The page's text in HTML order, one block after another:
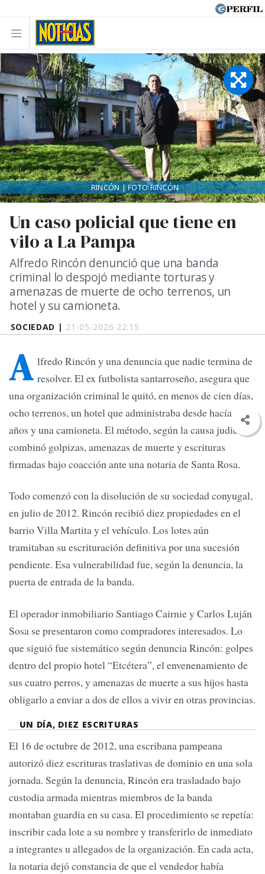
SOCIEDAD | 21-05-2026 22:15
Un caso policial que tiene en
vilo a La Pampa
Alfredo Rincón denunció que una banda
criminal lo despojó mediante torturas y
amenazas de muerte de ocho terrenos, un
hotel y su camioneta.
RINCÓN | FOTO:RINCÓN
A lfredo Rincón y una denuncia que nadie termina de
resolver. El ex futbolista santarroseño, asegura que
una organización criminal le quitó, en menos de cien días,
ocho terrenos, un hotel que administraba desde hacía 35
años y una camioneta. El método, según la causa judicial,
combinó golpizas, amenazas de muerte y escrituras
firmadas bajo coacción ante una notaria de Santa Rosa.
Todo comenzó con la disolución de su sociedad conyugal,
en julio de 2012. Rincón recibió diez propiedades en el
barrio Villa Martita y el vehículo. Los lotes aún
tramitaban su escrituración definitiva por una sucesión
pendiente. Esa vulnerabilidad fue, según la denuncia, la
puerta de entrada de la banda.
El operador inmobiliario Santiago Cairnie y Carlos Luján
Sosa se presentaron como compradores interesados. Lo
que siguió fue sistemático según denuncia Rincón: golpes
dentro del propio hotel “Etcétera”, el envenenamiento de
sus cuatro perros, y amenazas de muerte a sus hijos hasta
obligarlo a enviar a dos de ellos a vivir en otras provincias.
UN DÍA, DIEZ ESCRITURAS
El 16 de octubre de 2012, una escribana pampeana
autorizó diez escrituras traslativas de dominio en una sola
jornada. Según la denuncia, Rincón era trasladado bajo
custodia armada mientras miembros de la banda
montaban guardia en su casa. El procedimiento se repetía:
inscribir cada lote a su nombre y transferirlo de inmediato
a integrantes u allegados de la organización. En cada acta,
la notaria dejó constancia de que el vendedor había